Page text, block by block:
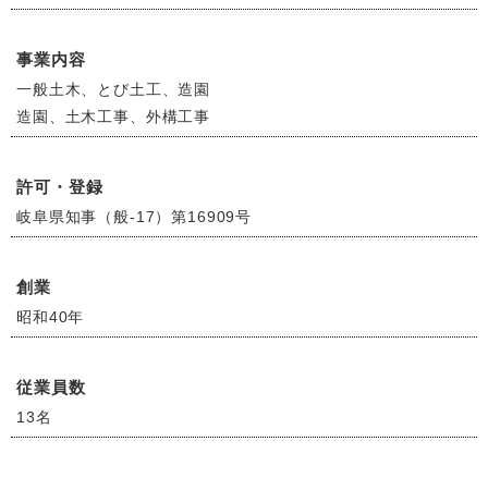
事業内容
一般土木、とび土工、造園
造園、土木工事、外構工事
許可・登録
岐阜県知事（般-17）第16909号
創業
昭和40年
従業員数
13名